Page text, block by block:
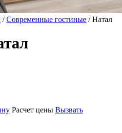
/Современные гостиные / Натал
Расчет цены Вызвать